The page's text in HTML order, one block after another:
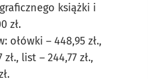
książki i
zł.
ołówki – 448,95 zł.,
list – 244,77 zł.,